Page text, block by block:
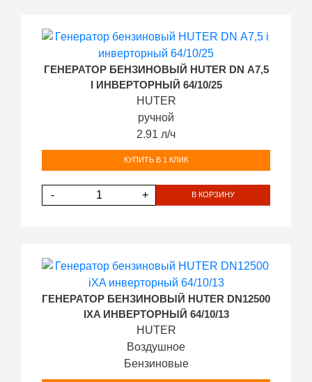
ГЕНЕРАТОР БЕНЗИНОВЫЙ HUTER DN А7,5
I ИНВЕРТОРНЫЙ 64/10/25
HUTER
ручной
2.91 л/ч
КУПИТЬ В 1 КЛИК
- + В КОРЗИНУ
ГЕНЕРАТОР БЕНЗИНОВЫЙ HUTER DN12500
IXA ИНВЕРТОРНЫЙ 64/10/13
HUTER
Воздушное
Бензиновые